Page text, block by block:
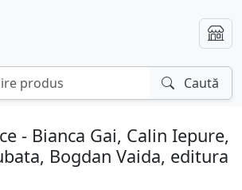
Caută
- Bianca Gai, Calin Iepure,
Bogdan Vaida, editura